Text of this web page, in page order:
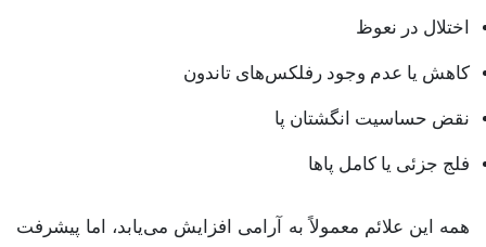
اختلال در نعوظ
کاهش یا عدم وجود رفلکس‌های تاندون
نقض حساسیت انگشتان پا
فلج جزئی یا کامل پا‌ها
همه این علائم معمولاً به آرامی افزایش می‌یابد، اما پیشرفت